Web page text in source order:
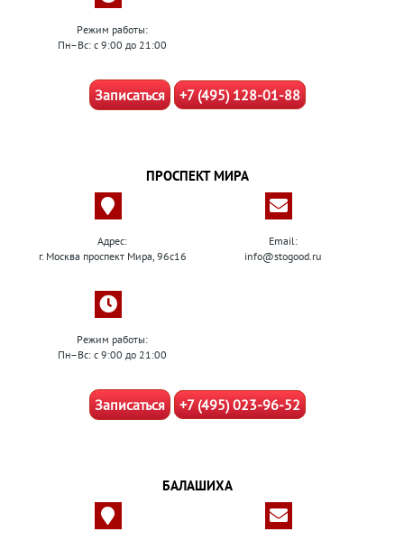
Режим работы:
Пн–Вс: с 9:00 до 21:00
Записаться +7 (495) 128-01-88
ПРОСПЕКТ МИРА
Адрес:
г. Москва проспект Мира, 96с16
Email:
info@stogood.ru
Режим работы:
Пн–Вс: с 9:00 до 21:00
Записаться +7 (495) 023-96-52
БАЛАШИХА